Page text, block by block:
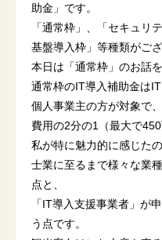
助金」です。
「通常枠」、「セキュリ
基盤導入枠」等種類がござ
本日は「通常枠」のお話を
通常枠のIT導入補助金は
個人事業主の方が対象で、
費用の2分の1（最大で
私が特に魅力的に感じた
士業に至るまで様々な業
点と、
「IT導入支援事業者」が
う点です。